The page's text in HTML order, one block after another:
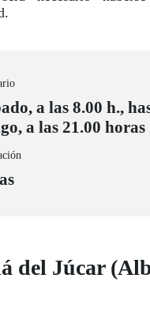
a las 8.00 h.,
a las 21.00 horas
del Júcar